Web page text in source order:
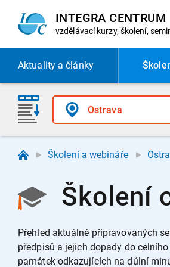
INTEGRA CENTRUM
vzdělávací kurzy, školení,
Aktualitya články
Školení a webináře
Školení
Přehled aktuálně připravovaných
předpisů a jejich dopady do
památek odkazujících na důlní